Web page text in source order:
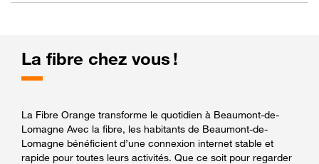
La fibre chez vous !
La Fibre Orange transforme le quotidien à Beaumont-de-
Lomagne Avec la fibre, les habitants de Beaumont-de-
Lomagne bénéficient d’une connexion internet stable et
rapide pour toutes leurs activités. Que ce soit pour regarder